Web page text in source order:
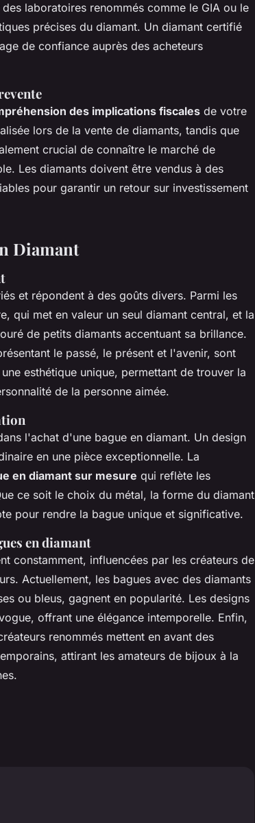
laboratoires renommés comme le GIA ou le
précises du diamant. Un diamant certifié
de confiance auprès des acheteurs
des implications fiscales de votre
lors de la vente de diamants, tandis que
crucial de connaître le marché de
Les diamants doivent être vendus à des
pour garantir un retour sur investissement
Diamant
et répondent à des goûts divers. Parmi les
qui met en valeur un seul diamant central, et la
de petits diamants accentuant sa brillance.
le passé, le présent et l'avenir, sont
esthétique unique, permettant de trouver la
de la personne aimée.
l'achat d'une bague en diamant. Un design
en une pièce exceptionnelle. La
en diamant sur mesure qui reflète les
ce soit le choix du métal, la forme du diamant
pour rendre la bague unique et significative.
en diamant
constamment, influencées par les créateurs de
Actuellement, les bagues avec des diamants
ou bleus, gagnent en popularité. Les designs
offrant une élégance intemporelle. Enfin,
renommés mettent en avant des
attirant les amateurs de bijoux à la